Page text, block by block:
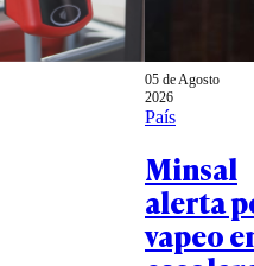
05 de Agosto
2026
País
Minsal
alerta
vapeo